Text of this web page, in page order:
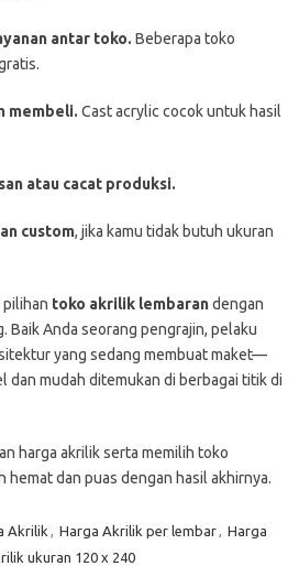
antar toko. Beberapa toko
membeli. Castacrylic cocokuntukhasil
atau cacat produksi.
custom, jika kamu tidakbutuh ukuran
pilihan toko akrilik lembarandengan
BaikAnda seorang pengrajin, pelaku
yang sedang membuatmaket—
dan mudah ditemukan di berbagai titikdi
harga akrilikserta memilih toko
hematdan puas dengan hasil akhirnya.
Akrilik Harga Akrilik per lembar
Harga
ukuran 120 x 240